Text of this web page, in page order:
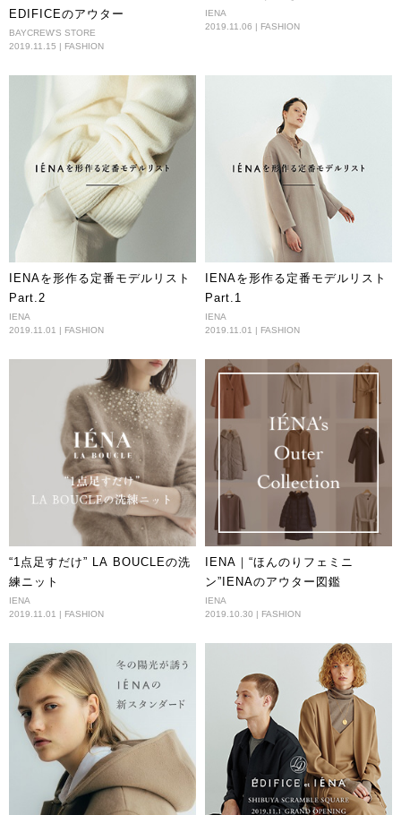
EDIFICEのアウター
BAYCREW'S STORE
2019.11.15 | FASHION
IENA
2019.11.06 | FASHION
IENAを形作る定番モデルリスト
Part.2
IENA
2019.11.01 | FASHION
IENAを形作る定番モデルリスト
Part.1
IENA
2019.11.01 | FASHION
“1点足すだけ” LA BOUCLEの洗
練ニット
IENA
2019.11.01 | FASHION
IENA｜“ほんのりフェミニ
ン”IENAのアウター図鑑
IENA
2019.10.30 | FASHION